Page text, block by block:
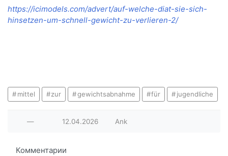
https://icimodels.com/advert/auf-welche-diat-sie-sich-
hinsetzen-um-schnell-gewicht-zu-verlieren-2/
mittel zur gewichtsabnahme für jugendliche
— 12.04.2026 Ank
Комментарии